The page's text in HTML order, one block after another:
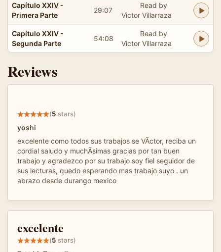
Capítulo XXIV -
Primera Parte
29:07
Read by
Victor Villarraza
Capítulo XXIV -
Segunda Parte
54:08
Read by
Victor Villarraza
Reviews
(5 stars)
yoshi
excelente como todos sus trabajos se VÃ­ctor, reciba un
cordial saludo y muchÃ­simas gracias por tan buen
trabajo y agradezco por su trabajo soy fiel seguidor de
sus lecturas, quedo esperando mas trabajo suyo . un
abrazo desde durango mexico
excelente
(5 stars)